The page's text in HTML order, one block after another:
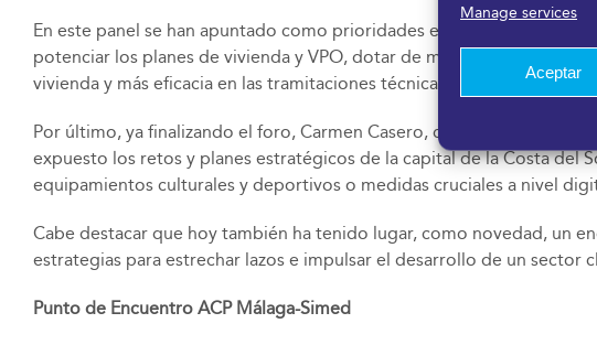
Manage services
Aceptar
En este panel se han apuntado como prioridades en el ámbito
potenciar los planes de vivienda y VPO, dotar de mayor agilidad el
vivienda y más eficacia en las tramitaciones técnicas para trabajar con
Por último, ya finalizando el foro, Carmen Casero, concejala de
expuesto los retos y planes estratégicos de la capital de la Costa
equipamientos culturales y deportivos o medidas cruciales a nivel
Cabe destacar que hoy también ha tenido lugar, como novedad, un
estrategias para estrechar lazos e impulsar el desarrollo de un sector
Punto de Encuentro ACP Málaga-Simed